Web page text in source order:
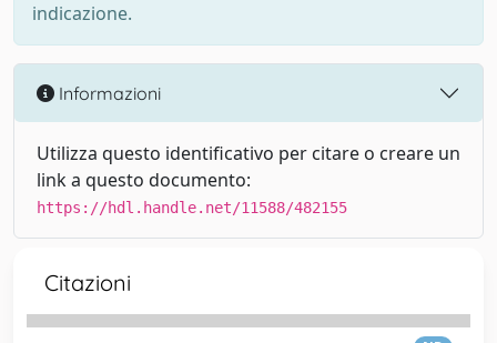
indicazione.
Informazioni
Utilizza questo identificativo per citare o creare un
link a questo documento:
https://hdl.handle.net/11588/482155
Citazioni